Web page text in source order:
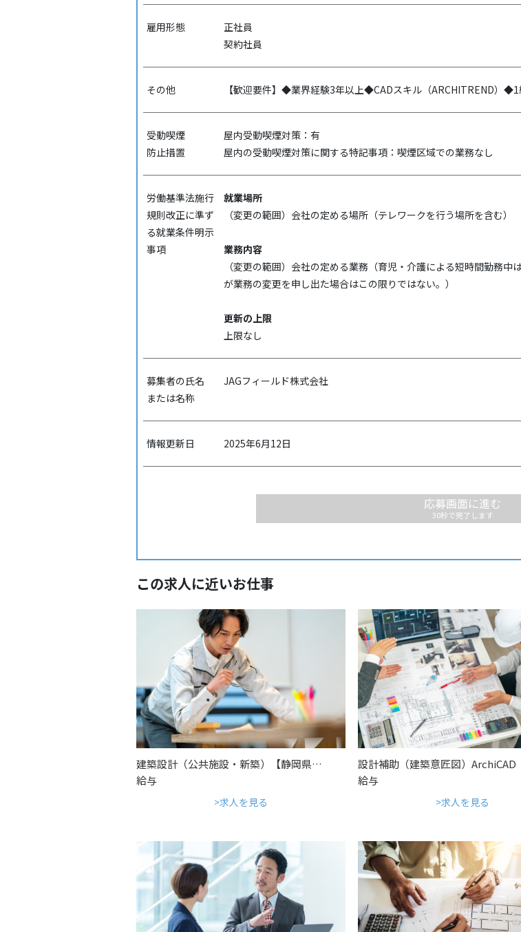
雇用形態
正社員
契約社員
その他 【歓迎要件】◆業界経験3年以上◆CADスキル（ARCHITREND）
受動喫煙
防⽌措置
屋内受動喫煙対策：有
屋内の受動喫煙対策に関する特記事項：喫煙区域での業務なし
労働基準法施行
規則改正に準ず
る就業条件明示
事項
就業場所
（変更の範囲）会社の定める場所（テレワークを行う場所を含む）
業務内容
（変更の範囲）会社の定める業務（育児・介護による短時間勤務
が業務の変更を申し出た場合はこの限りではない。）
更新の上限
上限なし
募集者の氏名
または名称
JAGフィールド株式会社
情報更新日 2025年6月12日
応募画面に進む
30秒で完了します
この求人に近いお仕事
建築設計（公共施設・新築）【静岡県…
給与
求人を見る
設計補助（建築意匠図）
給与
求人を見る